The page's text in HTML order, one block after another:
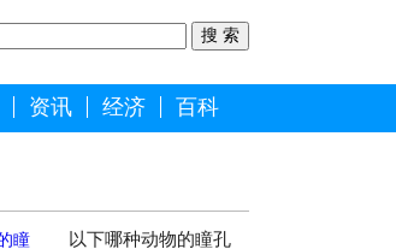
资讯 经济 百科
以下哪种动物的瞳孔